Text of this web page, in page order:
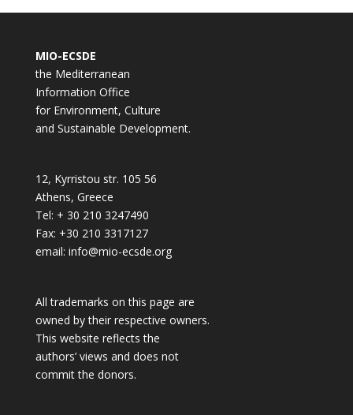
MIO-ECSDE
the Mediterranean
Information Office
for Environment, Culture
and Sustainable Development.
12, Kyrristou str. 105 56
Athens, Greece
Tel: + 30 210 3247490
Fax: +30 210 3317127
email: info@mio-ecsde.org
All trademarks on this page are
owned by their respective owners.
This website reflects the
authors’ views and does not
commit the donors.